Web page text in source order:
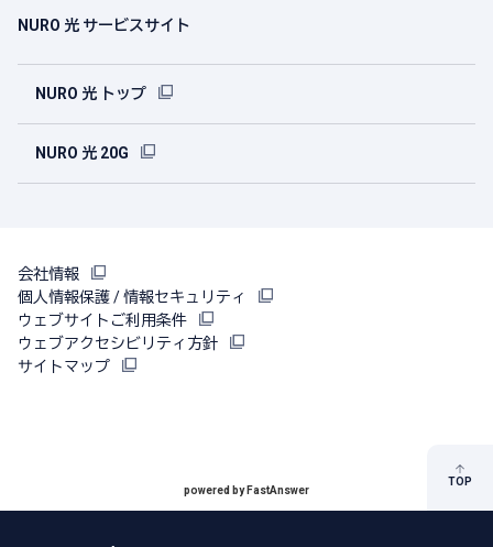
NURO 光 サービスサイト
NURO 光 トップ
NURO 光 20G
会社情報
個人情報保護 / 情報セキュリティ
ウェブサイトご利用条件
ウェブアクセシビリティ方針
サイトマップ
powered by FastAnswer
TOP